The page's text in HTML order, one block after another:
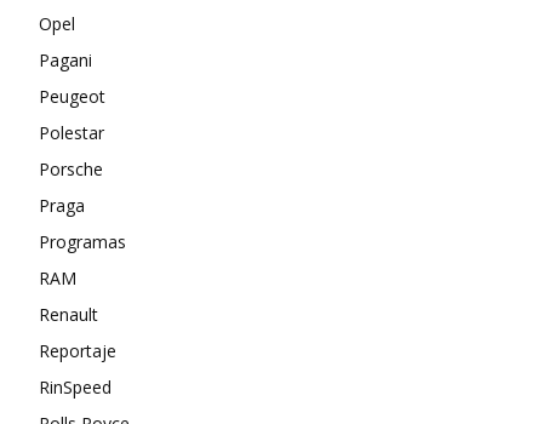
Opel
Pagani
Peugeot
Polestar
Porsche
Praga
Programas
RAM
Renault
Reportaje
RinSpeed